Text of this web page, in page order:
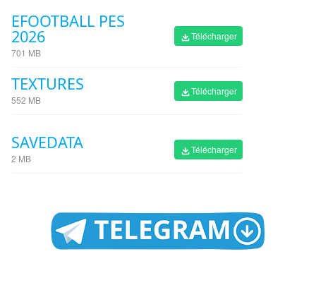
EFOOTBALL PES
2026
701 MB
Télécharger
TEXTURES
552 MB
Télécharger
SAVEDATA
2 MB
Télécharger